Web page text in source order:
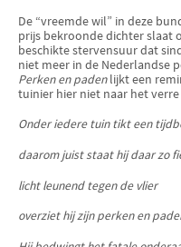
De “vreemde wil” in deze
prijs bekroonde dichter slaat
beschikte stervensuur dat
niet meer in de Nederlandse
Perken en padenlijkt een
tuinier hier niet naar het
Onder iedere tuin tikt een
daarom juist staat hij daar zo
licht leunend tegen de vlier
overziet hij zijn perken en